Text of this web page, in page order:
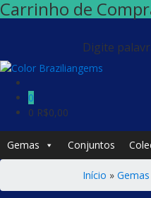
Carrinho de
Digite
0
0 R$0,00
Gemas Conjuntos
Início » Gemas